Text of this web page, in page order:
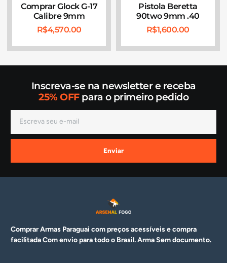
Comprar Glock G-17
Calibre 9mm
R$4,570.00
Pistola Beretta
90two 9mm .40
R$1,600.00
Inscreva-se na newsletter e receba
25% OFFpara o primeiro pedido
Enviar
Comprar Armas Paraguai com preços acessíveis e compra
facilitada Com envio para todo o Brasil. ArmaSem documento.